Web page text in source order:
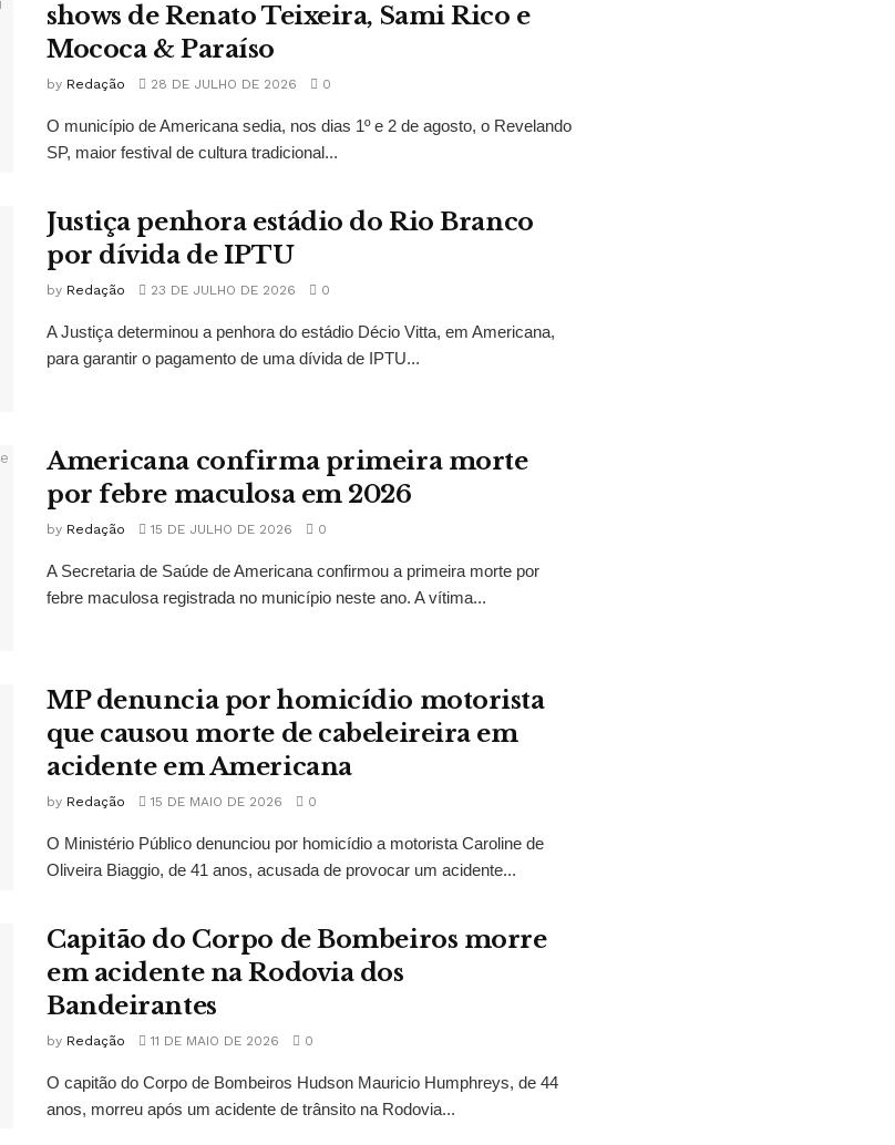
shows de Renato Teixeira, Sami Rico e
Mococa & Paraíso
by Redação 28 DE JULHO DE 2026 0
O município de Americana sedia, nos dias 1º e 2 de agosto, o Revelando
SP, maior festival de cultura tradicional...
Justiça penhora estádio do Rio Branco
por dívida de IPTU
by Redação 23 DE JULHO DE 2026 0
A Justiça determinou a penhora do estádio Décio Vitta, em Americana,
para garantir o pagamento de uma dívida de IPTU...
Americana confirma primeira morte
por febre maculosa em 2026
by Redação 15 DE JULHO DE 2026 0
A Secretaria de Saúde de Americana confirmou a primeira morte por
febre maculosa registrada no município neste ano. A vítima...
MP denuncia por homicídio motorista
que causou morte de cabeleireira em
acidente em Americana
by Redação 15 DE MAIO DE 2026 0
O Ministério Público denunciou por homicídio a motorista Caroline de
Oliveira Biaggio, de 41 anos, acusada de provocar um acidente...
Capitão do Corpo de Bombeiros morre
em acidente na Rodovia dos
Bandeirantes
by Redação 11 DE MAIO DE 2026 0
O capitão do Corpo de Bombeiros Hudson Mauricio Humphreys, de 44
anos, morreu após um acidente de trânsito na Rodovia...